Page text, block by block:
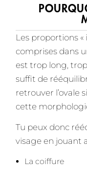
Les proportions «
comprises dans
est trop long,
suffit de
retrouver l’ovale
cette
Tu peux donc
visage en jouant
La coiffure